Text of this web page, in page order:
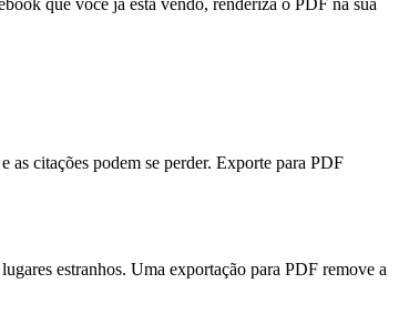
citações podem se perder. Exporte para PDF
estranhos. Uma exportação para PDF remove a